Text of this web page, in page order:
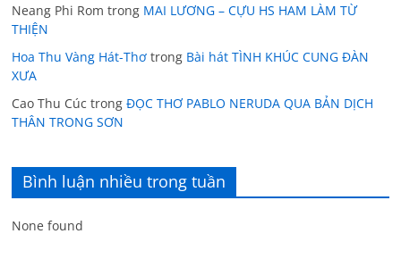
Neang Phi Rom trong MAI LƯƠNG – CỰU HS HAM LÀM TỪ
THIỆN
Hoa Thu Vàng Hát-Thơ trong Bài hát TÌNH KHÚC CUNG ĐÀN
XƯA
Cao Thu Cúc trongĐỌC THƠ PABLO NERUDA QUA BẢN DỊCH
THÂN TRONG SƠN
Bình luận nhiều trong tuần
None found